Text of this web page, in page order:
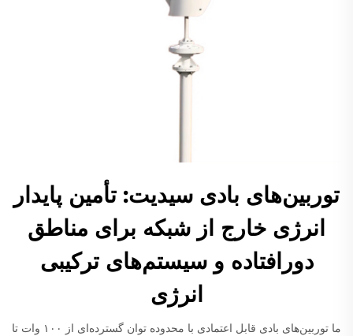
توربین‌های بادی سیدیت: تأمین پایدار
انرژی خارج از شبکه برای مناطق
دورافتاده و سیستم‌های ترکیبی
انرژی
ما توربین‌های بادی قابل اعتمادی با محدوده توان گسترده‌ای از ۱۰۰ وات تا